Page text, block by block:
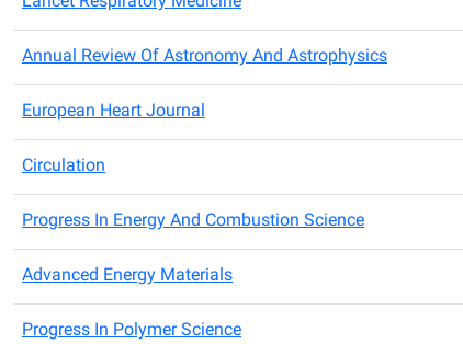
Annual Review Of Astronomy And Astrophysics
European Heart Journal
Circulation
Progress In Energy And Combustion Science
Advanced Energy Materials
Progress In Polymer Science